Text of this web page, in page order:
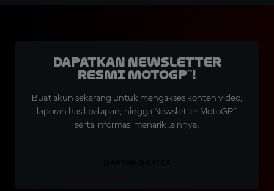
Dapatkan Newsletter
Resmi MotoGP™!
Buat akun sekarang untuk mengakses konten video,
laporan hasil balapan, hingga Newsletter MotoGP™
serta informasi menarik lainnya.